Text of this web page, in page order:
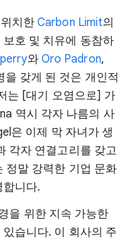
위치한Carbon Limit의
호 및 치유에 동참하
와 Oro Padron,
을 갖게 된 것은 개인적
는 [대기 오염으로] 가
역시 각자 나름의 사
은 이제 막 자녀가 생
각자 연결고리를 갖고
정말 강력한 기업 문화
니다.
을 위한 지속 가능한
습니다. 이 회사의 주